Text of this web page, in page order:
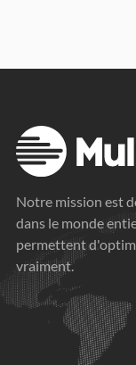
Notre mission est
dans le monde
permettent
vraiment.